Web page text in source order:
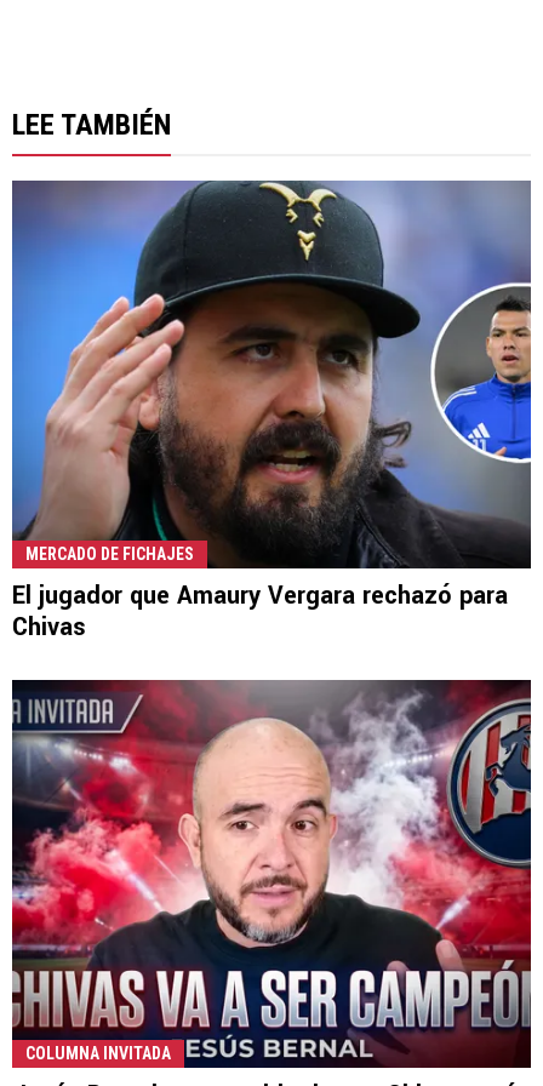
LEE TAMBIÉN
MERCADO DE FICHAJES
El jugador que Amaury Vergara rechazó para
Chivas
COLUMNA INVITADA